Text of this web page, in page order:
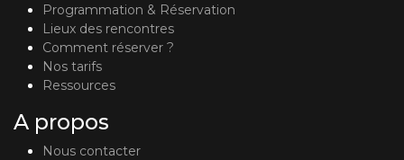
Programmation & Réservation
Lieux des rencontres
Comment réserver ?
Nos tarifs
Ressources
A propos
Nous contacter